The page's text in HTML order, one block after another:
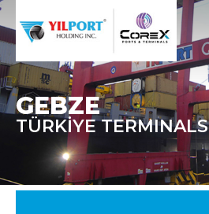
GEBZE
TÜRKİYE TERMINALS